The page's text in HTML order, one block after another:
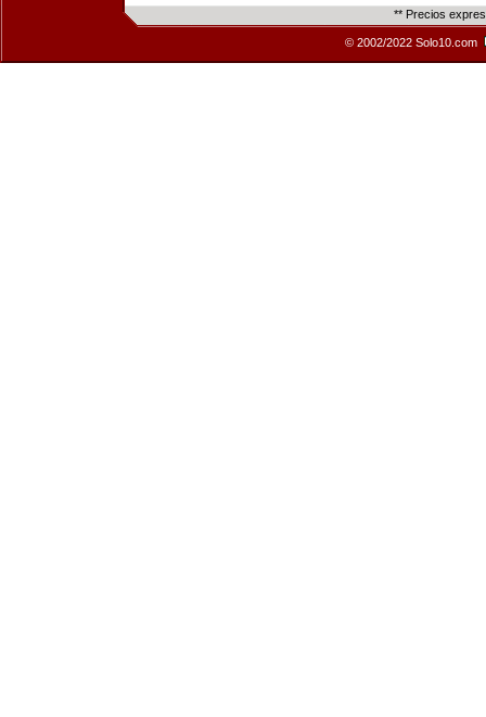
** Precios
© 2002/2022 Solo10.com